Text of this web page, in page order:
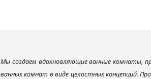
Мы создаем вдохновляющие ванные комнаты,
ванных комнат в виде целостных концепций.